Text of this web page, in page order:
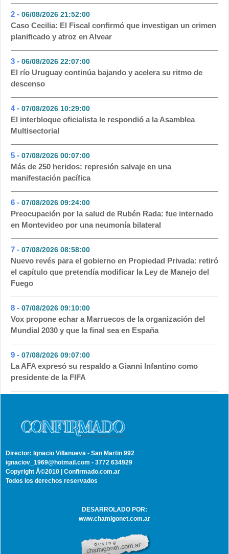
2 - 06/08/2026 21:52:00
Caso Cecilia: El Fiscal confirmó que investigan un crimen
planificado y atroz en Alvear
3 - 06/08/2026 22:07:00
El río Uruguay continúa bajando y acelera su ritmo de
descenso
4 - 07/08/2026 10:29:00
El interbloque oficialista le respondió a la Asamblea
Multisectorial
5 - 07/08/2026 00:07:00
Más de 250 heridos: represión salvaje en una
manifestación pacífica
6 - 07/08/2026 09:24:00
Preocupación por la salud de Rubén Rada: fue internado
en Montevideo por una neumonía bilateral
7 - 07/08/2026 08:58:00
Nuevo revés para el gobierno en Propiedad Privada: retiró
el capítulo que pretendía modificar la Ley de Manejo del
Fuego
8 - 07/08/2026 09:10:00
Vox propone echar a Marruecos de la organización del
Mundial 2030 y que la final sea en España
9 - 07/08/2026 09:07:00
La AFA expresó su respaldo a Gianni Infantino como
presidente de la FIFA
Director: Ignacio Villanueva - San Martin 992
ignaciov_1969@hotmail.com - 3772 634929
Copyright Â©2010 | Confirmado.com.ar
Todos los derechos reservados
DESARROLADO POR:
www.chamigonet.com.ar